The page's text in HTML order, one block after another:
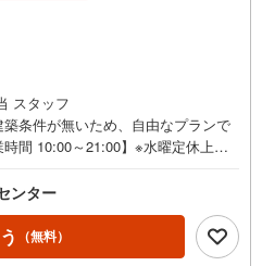
スタッフ
条件が無いため、自由なプランで
間 10:00～21:00】※水曜定休上記
を見学される場合は「室内・現地
タンよりご希望の日時をご記入い
にご案内が可能です。◎現地のご案
遅い時間帯もご案内が可能 ※定休日
ンター
（無料）